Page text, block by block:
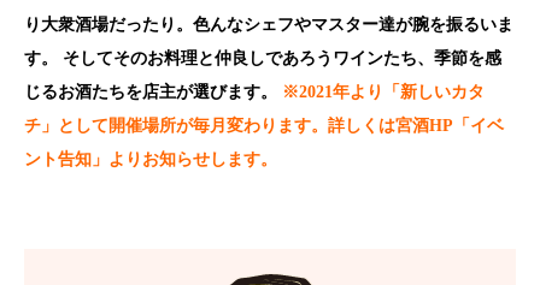
り大衆酒場だったり。色んなシェフやマスター達が腕を振るいま
す。 そしてそのお料理と仲良しであろうワインたち、季節を感
じるお酒たちを店主が選びます。
※2021年より「新しいカタ
チ」として開催場所が毎月変わります。詳しくは宮酒HP「イベ
ント告知」よりお知らせします。